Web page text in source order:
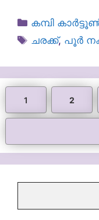
Categories
കമ്പി
Tags
ചരക്ക്, പൂർ
Page
1 Page
2